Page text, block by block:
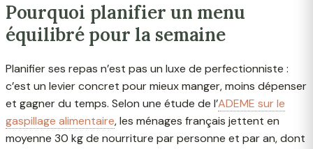
Pourquoi planifier un menu
équilibré pour la semaine
Planifier ses repas n’est pas un luxe de perfectionniste :
c’est un levier concret pour mieux manger, moins dépenser
et gagner du temps. Selon une étude de l’ADEME sur le
gaspillage alimentaire, les ménages français jettent en
moyenne 30 kg de nourriture par personne et par an, dont